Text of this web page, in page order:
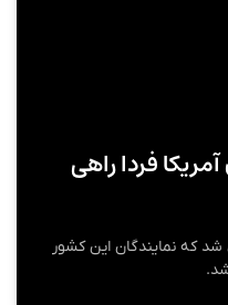
فردا راهی
که نمایندگان این کشور